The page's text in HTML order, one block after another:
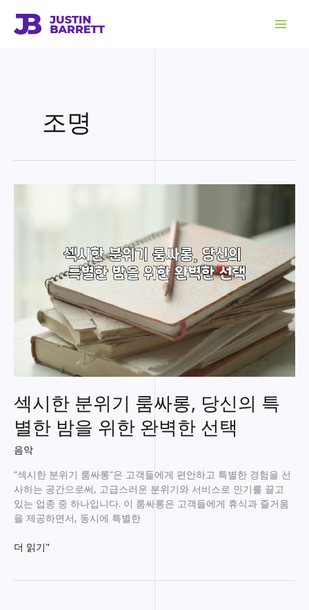
조명
섹시한 분위기 룸싸롱, 당신의 특
별한 밤을 위한 완벽한 선택
음악
“섹시한 분위기 룸싸롱”은 고객들에게 편안하고 특별한 경험을 선
사하는 공간으로써, 고급스러운 분위기와 서비스로 인기를 끌고
있는 업종 중 하나입니다. 이 룸싸롱은 고객들에게 휴식과 즐거움
을 제공하면서, 동시에 특별한
섹
더 읽기"